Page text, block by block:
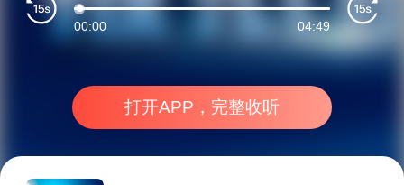
00:00 04:49
打开APP，完整收听